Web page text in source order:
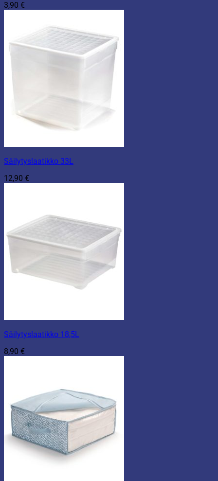
3,90 €
Säilytyslaatikko 33L
12,90 €
Säilytyslaatikko 18,5L
8,90 €